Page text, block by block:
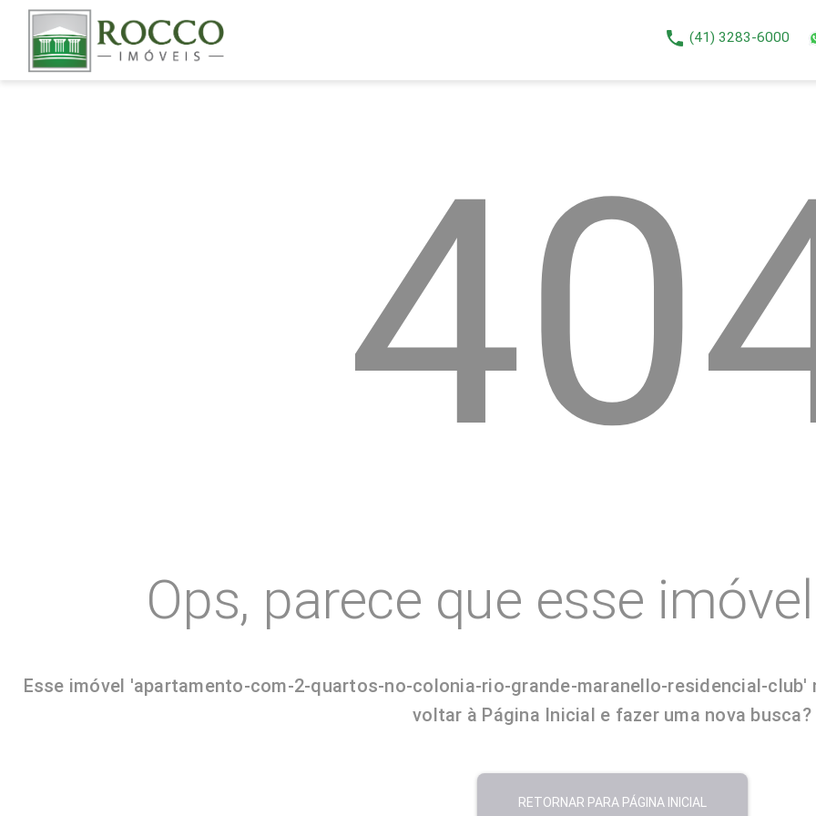
phone (41) 3283-6000
Ops, parece que esse
Esse imóvel 'apartamento-com-2-quartos-no-colonia-rio-grande-maranello-residencial-
voltar à Página Inicial e fazer uma nova busca?
RETORNAR PARA PÁGINA INICIAL